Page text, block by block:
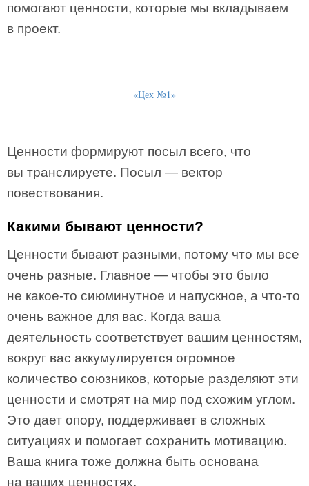
помогают ценности, которые мы вкладываем
в проект.
«Цех №1»
Ценности формируют посыл всего, что
вы транслируете. Посыл — вектор
повествования.
Какими бывают ценности?
Ценности бывают разными, потому что мы все
очень разные. Главное — чтобы это было
не какое-то сиюминутное и напускное, а что-то
очень важное для вас. Когда ваша
деятельность соответствует вашим ценностям,
вокруг вас аккумулируется огромное
количество союзников, которые разделяют эти
ценности и смотрят на мир под схожим углом.
Это дает опору, поддерживает в сложных
ситуациях и помогает сохранить мотивацию.
Ваша книга тоже должна быть основана
на ваших ценностях.